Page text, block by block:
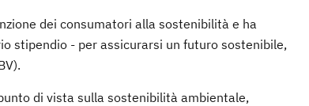
dei consumatori alla sostenibilità e ha
stipendio - per assicurarsi un futuro sostenibile,
di vista sulla sostenibilità ambientale,